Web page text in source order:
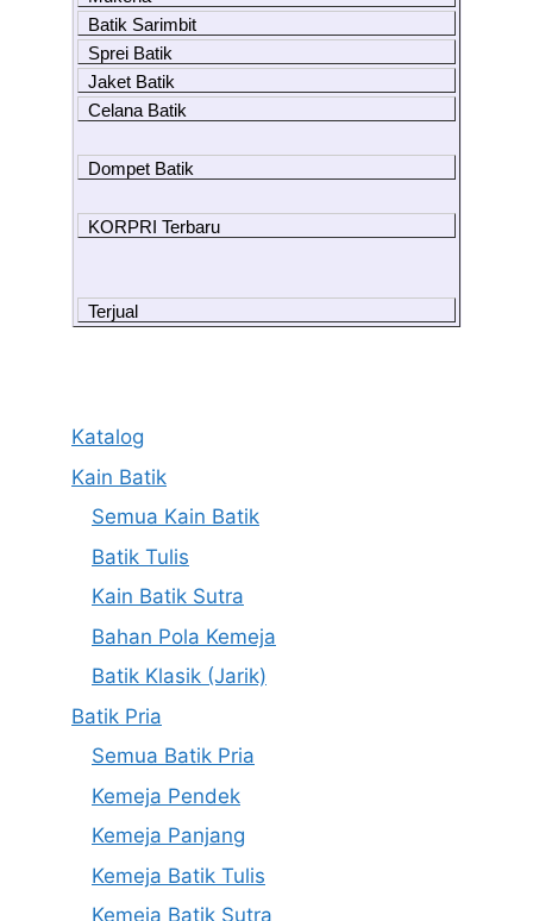
Batik Sarimbit
Sprei Batik
Jaket Batik
Celana Batik
Dompet Batik
KORPRI Terbaru
Terjual
Katalog
Kain Batik
Semua Kain Batik
Batik Tulis
Kain Batik Sutra
Bahan Pola Kemeja
Batik Klasik (Jarik)
Batik Pria
Semua Batik Pria
Kemeja Pendek
Kemeja Panjang
Kemeja Batik Tulis
Kemeja Batik Sutra